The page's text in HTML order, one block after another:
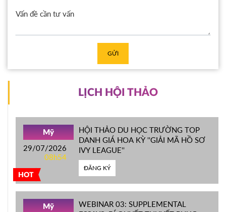
GỬI
LỊCH HỘI THẢO
HOT
Mỹ
29/07/2026
08h54
HỘI THẢO DU HỌC TRƯỜNG TOP
DANH GIÁ HOA KỲ ''GIẢI MÃ HỒ SƠ
IVY LEAGUE''
ĐĂNG KÝ
Mỹ
WEBINAR 03: SUPPLEMENTAL